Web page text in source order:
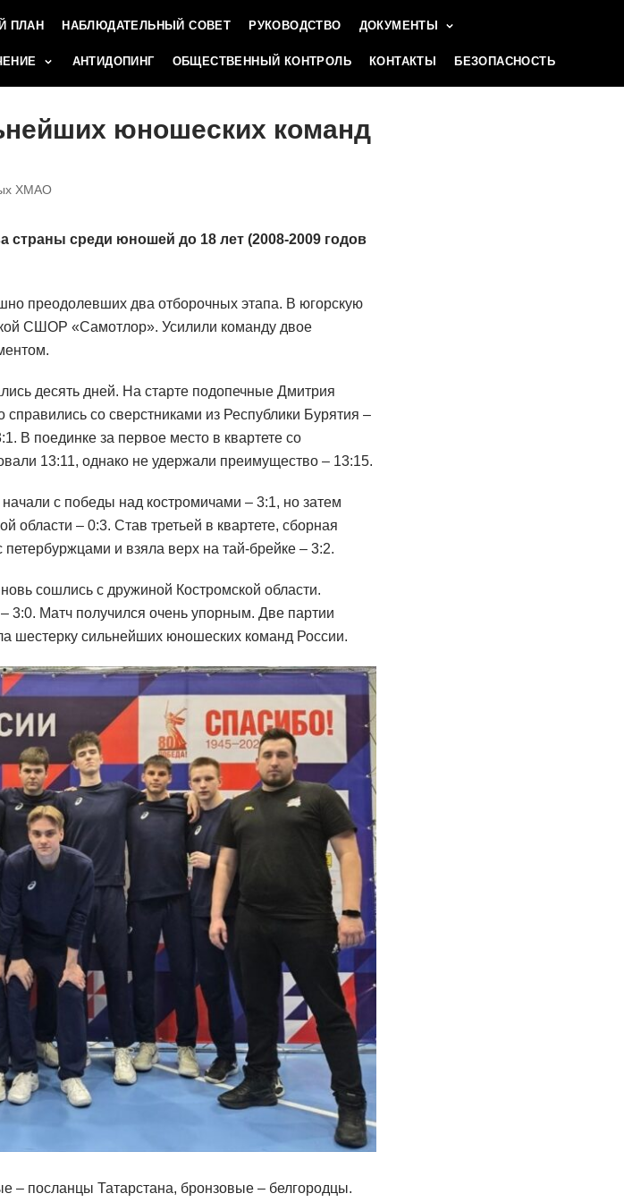
ПЛАН НАБЛЮДАТЕЛЬНЫЙ СОВЕТ РУКОВОДСТВО ДОКУМЕНТЫ
АНТИДОПИНГ ОБЩЕСТВЕННЫЙ КОНТРОЛЬ КОНТАКТЫ БЕЗОПАСНОСТЬ
юношеских команд
ХМАО
среди юношей до 18 лет (2008-2009 годов
преодолевших два отборочных этапа. В югорскую
СШОР «Самотлор». Усилили команду двое
десять дней. На старте подопечные Дмитрия
со сверстниками из Республики Бурятия –
В поединке за первое место в квартете со
13:11, однако не удержали преимущество – 13:15.
с победы над костромичами – 3:1, но затем
области – 0:3. Став третьей в квартете, сборная
и взяла верх на тай-брейке – 3:2.
сошлись с дружиной Костромской области.
3:0. Матч получился очень упорным. Две партии
шестерку сильнейших юношеских команд России.
– посланцы Татарстана, бронзовые – белгородцы.